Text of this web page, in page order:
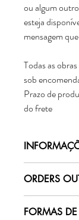
ou algum
esteja
mensagem
Todas as
sob
Prazo de
do frete
Art, ou seja,
qualidade de
A qualidade é
ORDERS
pleaseclick here
FORMAS